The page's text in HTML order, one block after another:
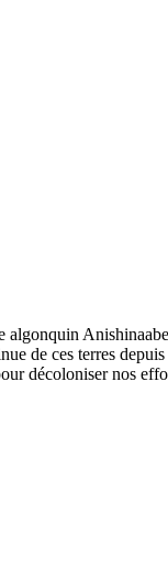
de ces terres
décoloniser nos